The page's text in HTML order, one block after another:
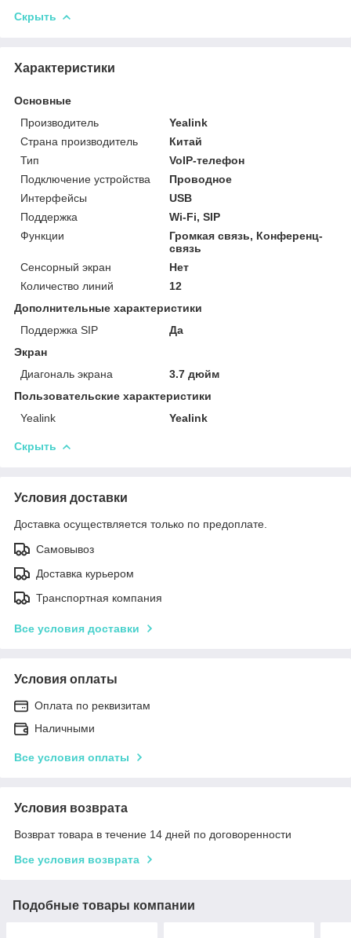
Скрыть
Характеристики
Основные
Производитель
Yealink
Страна производитель
Китай
Тип
VoIP-телефон
Подключение устройства
Проводное
Интерфейсы
USB
Поддержка
Wi-Fi, SIP
Функции
Громкая связь, Конференц-
связь
Сенсорный экран
Нет
Количество линий
12
Дополнительные характеристики
Поддержка SIP
Да
Экран
Диагональ экрана
3.7 дюйм
Пользовательские характеристики
Yealink
Yealink
Скрыть
Условия доставки
Доставка осуществляется только по предоплате.
Самовывоз
Доставка курьером
Транспортная компания
Все условия доставки
Условия оплаты
Оплата по реквизитам
Наличными
Все условия оплаты
Условия возврата
Возврат товара в течение 14 дней по договоренности
Все условия возврата
Подобные товары компании